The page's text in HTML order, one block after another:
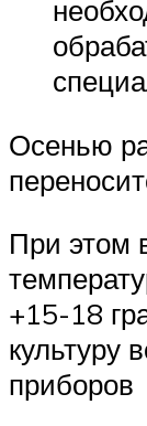
Осенью
При этом
+15-18
культуру
приборов